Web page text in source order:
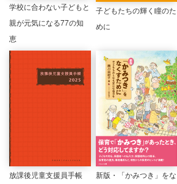
学校に合わない子どもと
親が元気になる77の知
恵
子どもたちの輝く瞳のた
めに
放課後児童支援員手帳
新版・「かみつき」をな